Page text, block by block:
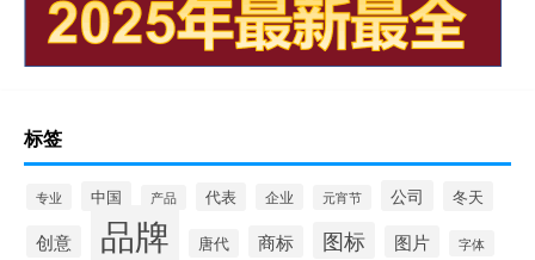
标签
专业 中国 产品 代表 企业 元宵节 公司 冬天
创意 品牌 唐代 商标 图标 图片 字体